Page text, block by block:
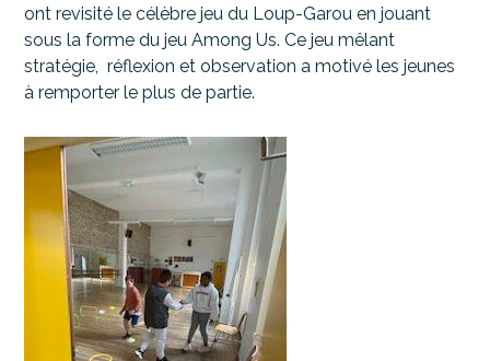
ont revisité le célèbre jeu du Loup-Garou en jouant
sous la forme du jeu Among Us. Ce jeu mêlant
stratégie, réflexion et observation a motivé les jeunes
à remporter le plus de partie.